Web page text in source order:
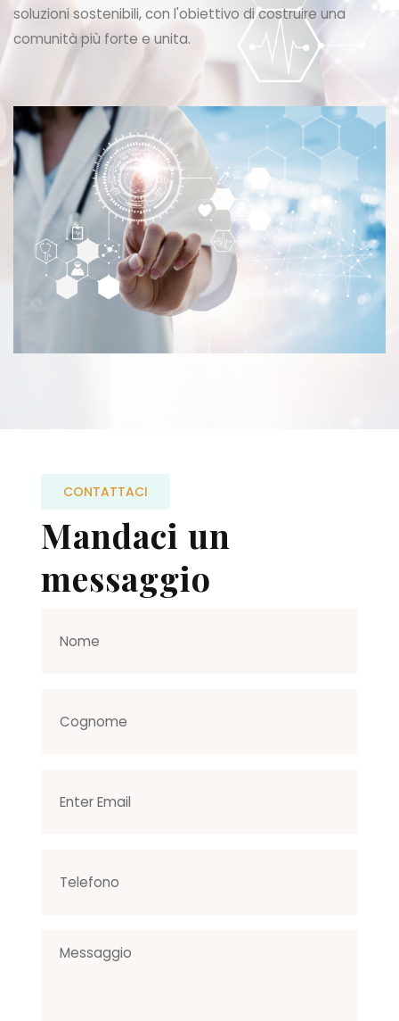
soluzioni sostenibili, con l'obiettivo di costruire una
comunità più forte e unita.
CONTATTACI
Mandaci un
messaggio